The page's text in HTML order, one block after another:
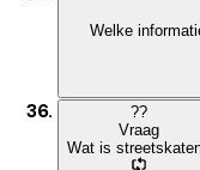
Welke
??
Vraag
Wat is